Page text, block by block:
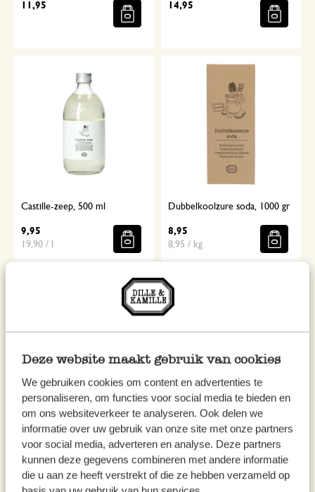
Deze website maakt gebruik van cookies
We gebruiken cookies om content en advertenties te
personaliseren, om functies voor social media te bieden en
om ons websiteverkeer te analyseren. Ook delen we
informatie over uw gebruik van onze site met onze partners
voor social media, adverteren en analyse. Deze partners
kunnen deze gegevens combineren met andere informatie
die u aan ze heeft verstrekt of die ze hebben verzameld op
11,95 14,95
Castille-zeep, 500 ml
9,95
19,90 / l
Dubbelkoolzure soda, 1000 gr
8,95
8,95 / kg
Schuurspons, kokosvezel
4,95
Natriumpercarbonaat, 300 gr
8,95
29,83 / kg